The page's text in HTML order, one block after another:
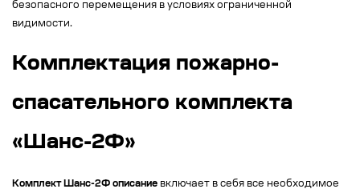
безопасного перемещения в условиях ограниченной
видимости.
Комплектация пожарно-
спасательного комплекта
«Шанс-2Ф»
Комплект Шанс-2Ф описание включает в себя все необходимое